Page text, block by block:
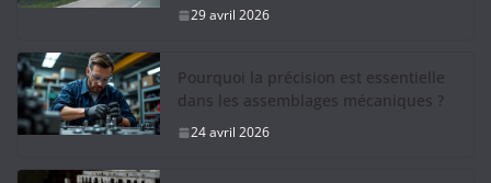
29 avril 2026
Pourquoi la précision est essentielle
dans les assemblages mécaniques ?
24 avril 2026